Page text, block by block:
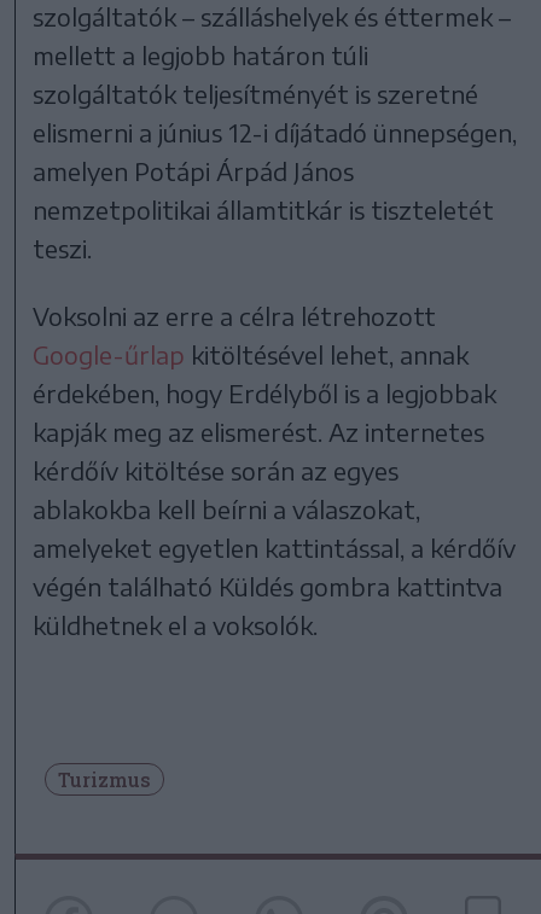
szolgáltatók – szálláshelyek és éttermek –
mellett a legjobb határon túli
szolgáltatók teljesítményét is szeretné
elismerni a június 12-i díjátadó ünnepségen,
amelyen Potápi Árpád János
nemzetpolitikai államtitkár is tiszteletét
teszi.
Voksolni az erre a célra létrehozott
Google-űrlap kitöltésével lehet, annak
érdekében, hogy Erdélyből is a legjobbak
kapják meg az elismerést. Az internetes
kérdőív kitöltése során az egyes
ablakokba kell beírni a válaszokat,
amelyeket egyetlen kattintással, a kérdőív
végén található Küldés gombra kattintva
küldhetnek el a voksolók.
Turizmus